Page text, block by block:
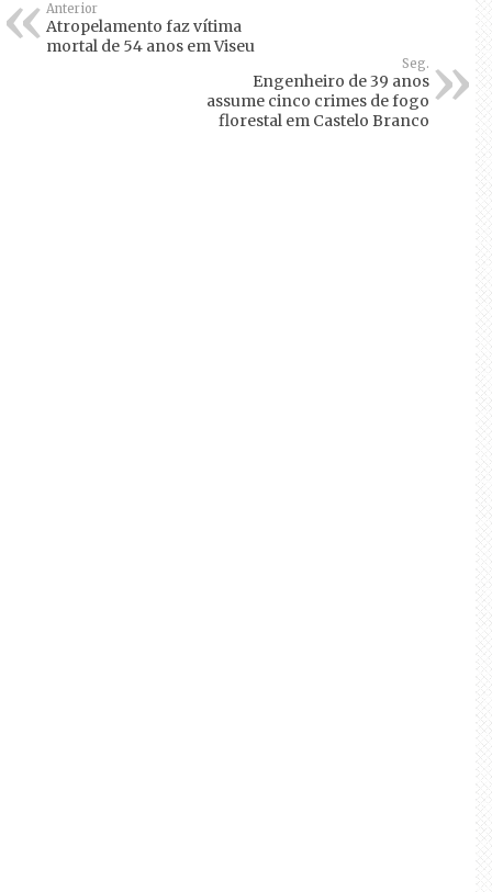
Anterior
Atropelamento faz vítima
mortal de 54 anos em Viseu
Seg.
Engenheiro de 39 anos
assume cinco crimes de fogo
florestal em Castelo Branco